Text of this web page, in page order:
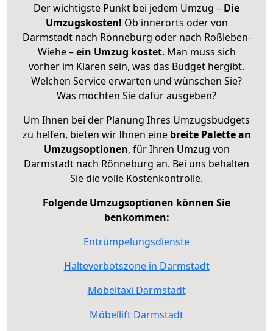
Der wichtigste Punkt bei jedem Umzug – Die
Umzugskosten! Ob innerorts oder von
Darmstadt nach Rönneburg oder nach Roßleben-
Wiehe –ein Umzug kostet. Man muss sich
vorher im Klaren sein, was das Budget hergibt.
Welchen Service erwarten und wünschen Sie?
Was möchten Sie dafür ausgeben?
Um Ihnen bei der Planung Ihres Umzugsbudgets
zu helfen, bieten wir Ihnen eine breite Palette an
Umzugsoptionen, für Ihren Umzug von
Darmstadt nach Rönneburg an. Bei uns behalten
Sie die volle Kostenkontrolle.
Folgende Umzugsoptionen können Sie
benkommen:
Entrümpelungsdienste
Halteverbotszone in Darmstadt
Möbeltaxi Darmstadt
Möbellift Darmstadt